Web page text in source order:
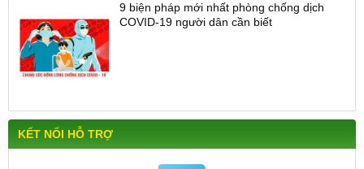
9 biện pháp mới nhất phòng chống dịch
COVID-19 người dân cần biết
KẾT NỐI HỖ TRỢ